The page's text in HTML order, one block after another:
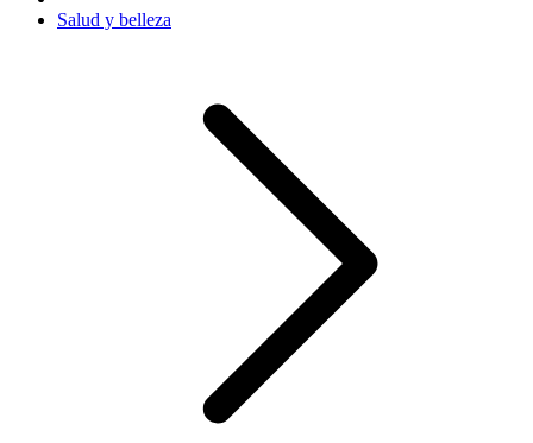
Salud y belleza